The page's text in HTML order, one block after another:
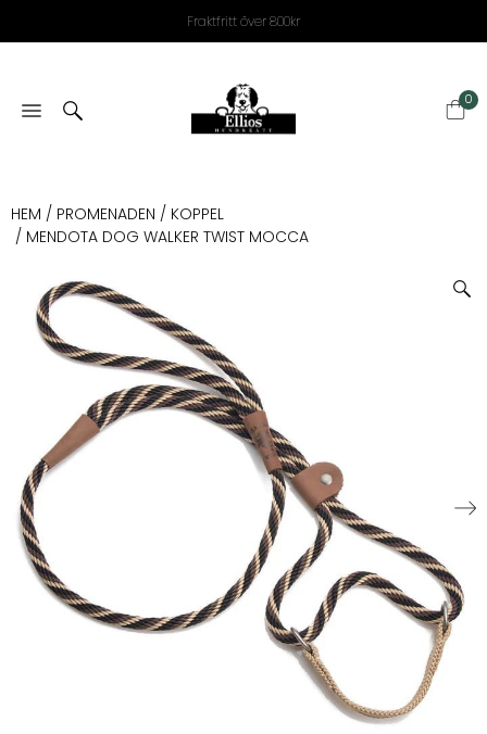
Fraktfritt över 800kr
0
HEM / PROMENADEN / KOPPEL
/ MENDOTA DOG WALKER TWIST MOCCA